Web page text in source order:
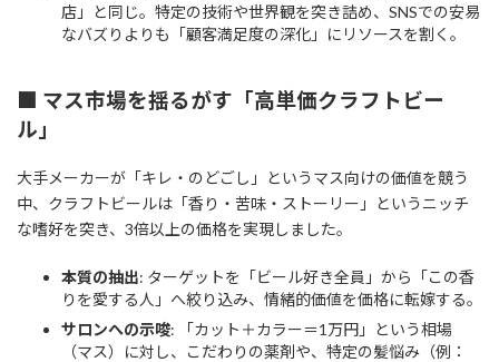
店」と同じ。特定の技術や世界観を突き詰め、SNSでの安易
なバズりよりも「顧客満足度の深化」にリソースを割く。
■ マス市場を揺るがす「高単価クラフトビー
ル」
大手メーカーが「キレ・のどごし」というマス向けの価値を競う
中、クラフトビールは「香り・苦味・ストーリー」というニッチ
な嗜好を突き、3倍以上の価格を実現しました。
本質の抽出: ターゲットを「ビール好き全員」から「この香
りを愛する人」へ絞り込み、情緒的価値を価格に転嫁する。
サロンへの示唆: 「カット＋カラー＝1万円」という相場
（マス）に対し、こだわりの薬剤や、特定の髪悩み（例：